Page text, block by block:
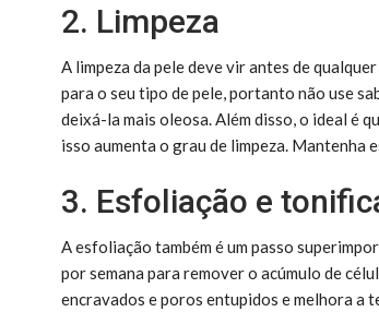
2. Limpeza
A limpeza da pele deve vir antes de
para o seu tipo de pele, portanto não use
deixá-la mais oleosa. Além disso, o ideal é
isso aumenta o grau de limpeza. Mantenha
3. Esfoliação e
A esfoliação também é um passo
por semana para remover o acúmulo de
encravados e poros entupidos e melhora a